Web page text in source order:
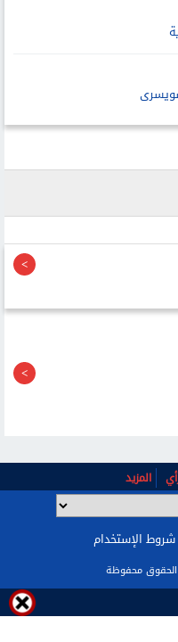
المزيد
شروط الإستخدام